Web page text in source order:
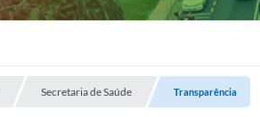
Secretaria de Saúde Transparência